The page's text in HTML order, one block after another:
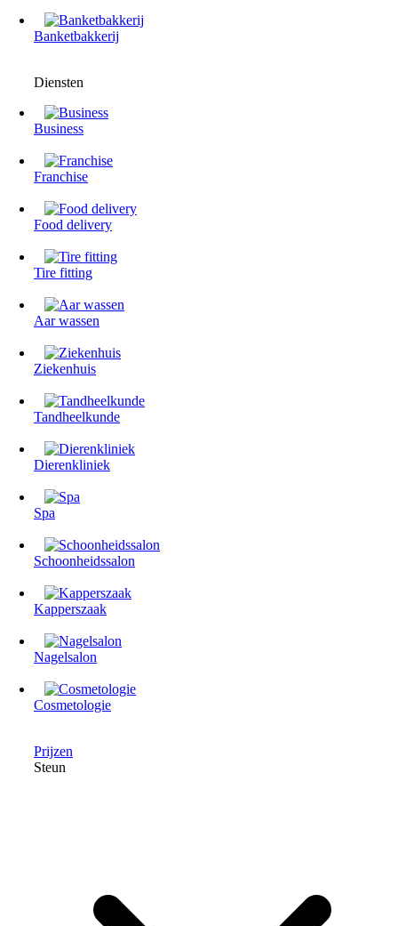
Banketbakkerij
Diensten
Business
Franchise
Food delivery
Tire fitting
Aar wassen
Ziekenhuis
Tandheelkunde
Dierenkliniek
Spa
Schoonheidssalon
Kapperszaak
Nagelsalon
Cosmetologie
Prijzen
Steun